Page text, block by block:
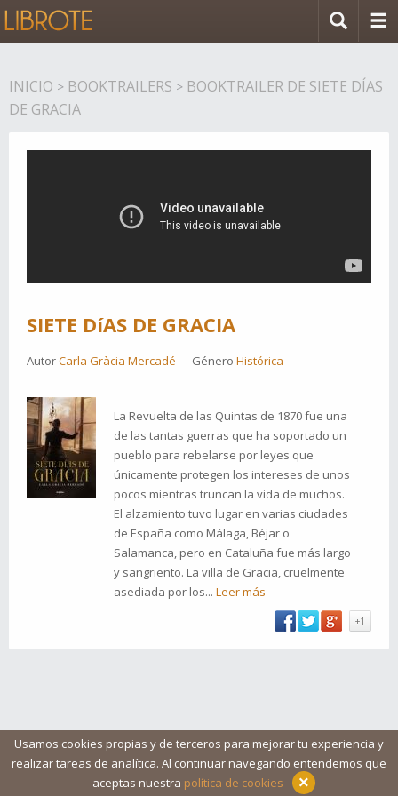
Usamos cookies propias y de terceros para mejorar tu experiencia y
realizar tareas de analítica. Al continuar navegando entendemos que
aceptas nuestra política de cookies ×
INICIO > BOOKTRAILERS > BOOKTRAILER DE SIETE DÍAS
DE GRACIA
SIETE DíAS DE GRACIA
AutorCarla Gràcia Mercadé Género Histórica
La Revuelta de las Quintas de 1870 fue una
de las tantas guerras que ha soportado un
pueblo para rebelarse por leyes que
únicamente protegen los intereses de unos
pocos mientras truncan la vida de muchos.
El alzamiento tuvo lugar en varias ciudades
de España como Málaga, Béjar o
Salamanca, pero en Cataluña fue más largo
y sangriento. La villa de Gracia, cruelmente
asediada por los... Leer más
+1
Aviso legal